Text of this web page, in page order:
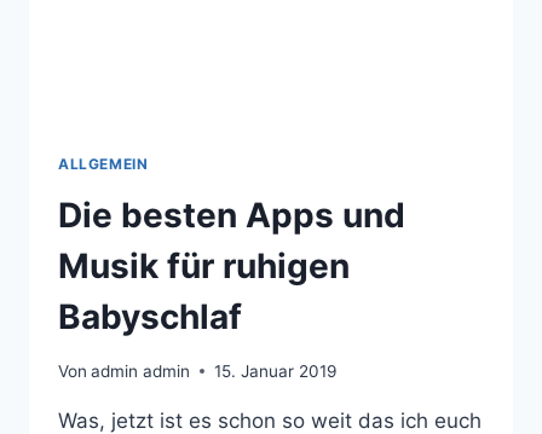
ALLGEMEIN
Die besten Apps und
Musik für ruhigen
Babyschlaf
Von admin admin 15. Januar 2019
Was, jetzt ist es schon so weit das ich euch